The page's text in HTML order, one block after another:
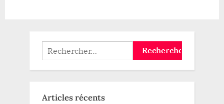
Rechercher :
Articles récents